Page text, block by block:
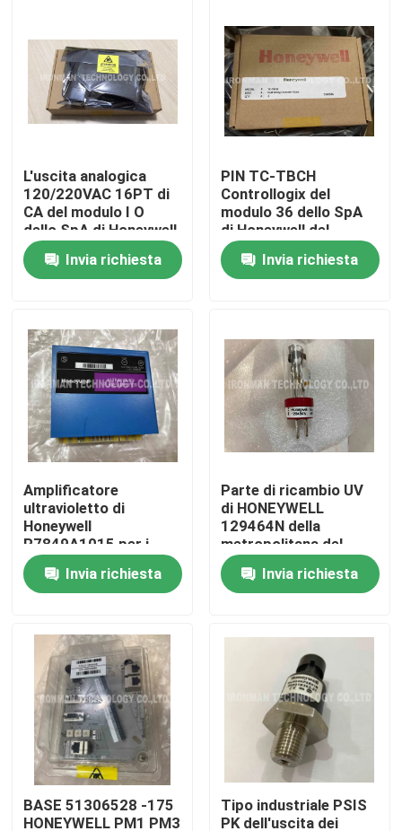
Chi siamo
Contatti
Prodotti
Modulo di controllo dello SpA
Modulo dello SpA di Honeywell
Regolatore di Honeywell HC900
Modulo di Honeywell FSC
Honeywell cabla i prodotti
Pacchetto della batteria di Honeywell
L'uscita analogica
120/220VAC 16PT di
CA del modulo I O
dello SpA di Honeywell
TK-ODK161 HA
RICOPERTOInvia richiesta
PIN TC-TBCH
Controllogix del
modulo 36 dello SpA
di Honeywell del
blocchetto terminali
Invia richiesta
Amplificatore
ultravioletto di
Honeywell
R7849A1015 per i
moduli di relè di 7800
SERIE Invia richiesta
Parte di ricambio UV
di HONEYWELL
129464N della
metropolitana del
rivelatore del sensore
della fiammaInvia richiesta
BASE 51306528 -175
HONEYWELL PM1 PM3
Tipo industriale PSIS
PK dell'uscita dei